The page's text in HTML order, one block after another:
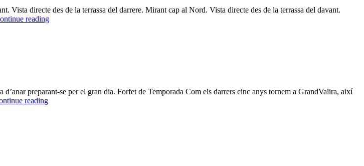
Vista directe des de la terrassa del darrere. Mirant cap al Nord. Vista directe des de la terrassa del davant.
readingDoble
preparant-se per el gran dia. Forfet de Temporada Com els darrers cinc anys tornem a GrandValira, així
readingPreparant